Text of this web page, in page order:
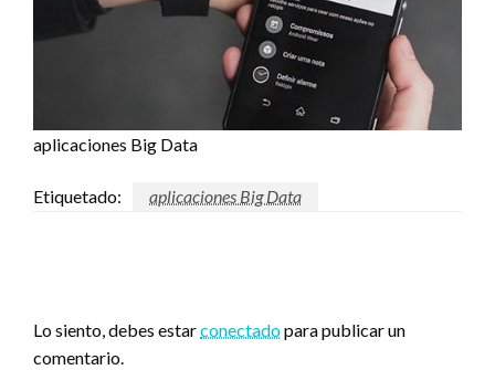
aplicaciones Big Data
Etiquetado: aplicaciones Big Data
Lo siento, debes estarconectadopara publicar un
comentario.